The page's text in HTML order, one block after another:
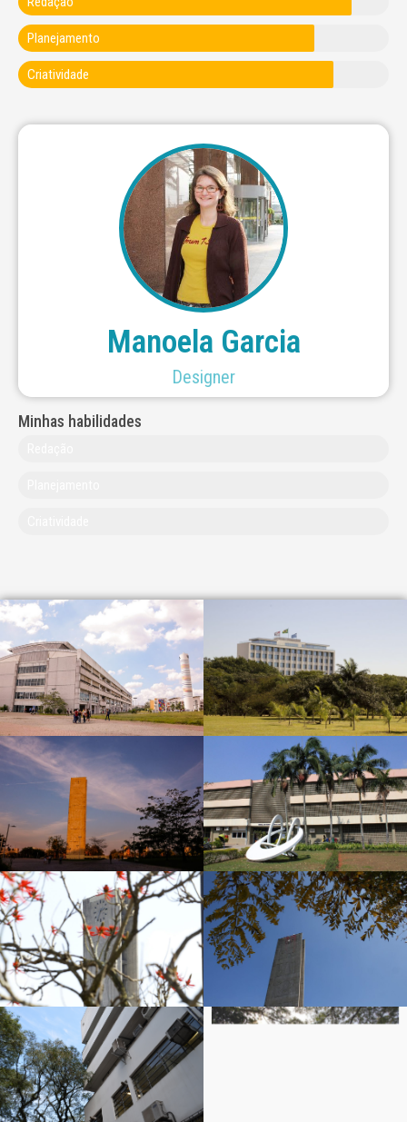
Planejamento
Criatividade
Manoela Garcia
Designer
Lorem ipsum dolor sit amet, consectetur
adipiscing elit. Ut elit tellus, luctus nec
ullamcorper mattis, pulvinar dapibus
leo.Lorem ipsum dolor sit amet, consectetur
adipiscing elit. Ut elit tellus, luctus nec
ullamcorper mattis, pulvinar dapibus leo.
Minhas habilidades